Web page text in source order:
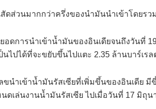
ดส่วนมากกว่าครึ่งของนำมันนำเข้าโดยร
อดการนำเข้าน้ำมันของอินเดียจนถึงวันที่
นไปได้ที่จะขยับขึ้นไปแตะ 2.35 ล้านบาร์เ
ขนำเข้าน้ำมันรัสเซียที่เพิ่มขึ้นของอินเดีย
ดเล่นงานน้ำมันรัสเซีย ไปเมื่อวันที่ 17 มิถุน